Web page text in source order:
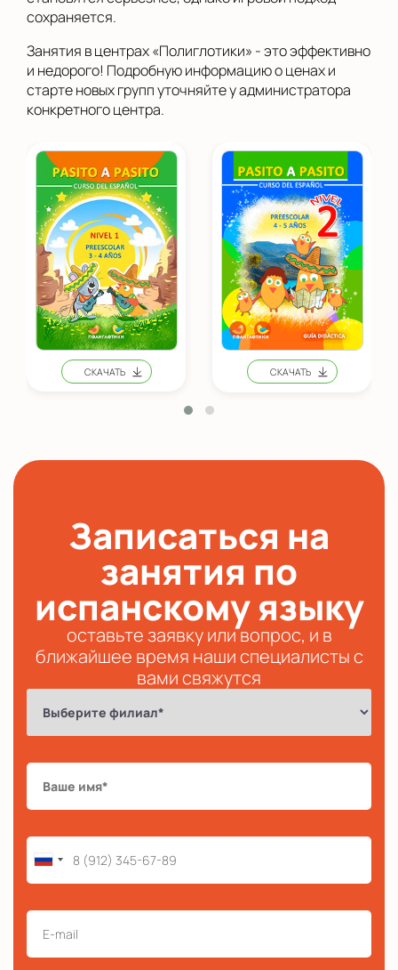
сохраняется.
Занятия в центрах «Полиглотики» - это эффективно
и недорого! Подробную информацию о ценах и
старте новых групп уточняйте у администратора
конкретного центра.
Записаться на
занятия по
испанскому языку
оставьте заявку или вопрос, и в
ближайшее время наши специалисты с
вами свяжутся